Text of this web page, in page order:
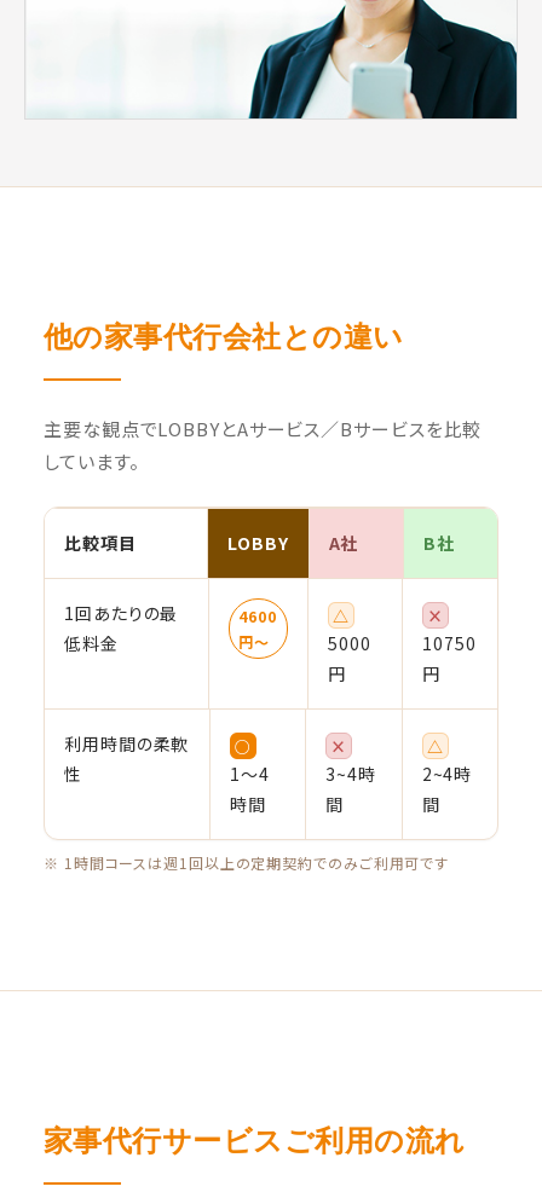
他の家事代行会社との違い
主要な観点でLOBBYとAサービス／Bサービスを比較
しています。
比較項目 LOBBY A社 B社
1回あたりの最
低料金
4600
円〜
△
5000
円
×
10750
円
利用時間の柔軟
性
○
1〜4
時間
×
3~4時
間
△
2~4時
間
※ 1時間コースは週1回以上の定期契約でのみご利用可です
家事代行サービスご利用の流れ